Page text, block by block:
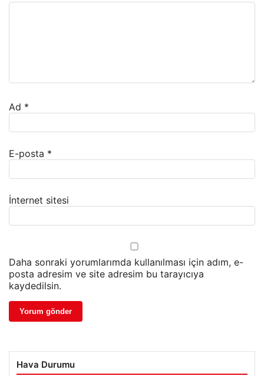
Ad *
E-posta *
İnternet sitesi
Daha sonraki yorumlarımda kullanılması için adım, e-
posta adresim ve site adresim bu tarayıcıya
kaydedilsin.
Hava Durumu